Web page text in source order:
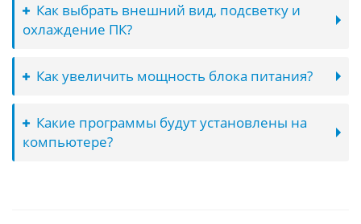
Как выбрать внешний вид, подсветку и
охлаждение ПК?
Как увеличить мощность блока питания?
Какие программы будут установлены на
компьютере?